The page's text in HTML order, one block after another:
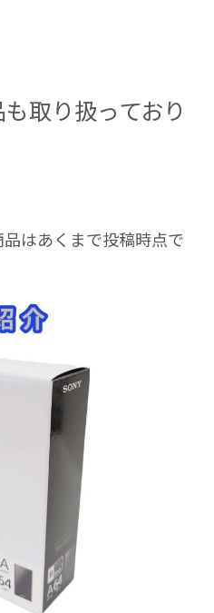
取り扱っており
はあくまで投稿時点で